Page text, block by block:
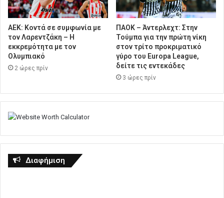
ΑΕΚ: Κοντά σε συμφωνία με
τον Λαρεντζάκη – Η
εκκρεμότητα με τον
Ολυμπιακό
2 ώρες πρίν
ΠΑΟΚ – Άντερλεχτ: Στην
Τούμπα για την πρώτη νίκη
στον τρίτο προκριματικό
γύρο του Europa League,
δείτε τις εντεκάδες
3 ώρες πρίν
Διαφήμιση